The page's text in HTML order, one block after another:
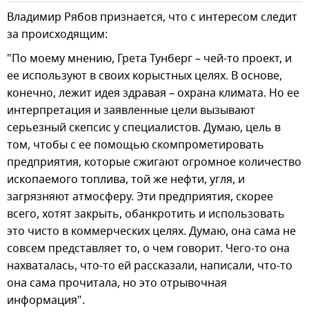
Владимир Рябов признается, что с интересом следит
за происходящим:
"По моему мнению, Грета Тунберг – чей-то проект, и
ее используют в своих корыстных целях. В основе,
конечно, лежит идея здравая – охрана климата. Но ее
интерпретация и заявленные цели вызывают
серьезный скепсис у специалистов. Думаю, цель в
том, чтобы с ее помощью скомпрометировать
предприятия, которые сжигают огромное количество
ископаемого топлива, той же нефти, угля, и
загрязняют атмосферу. Эти предприятия, скорее
всего, хотят закрыть, обанкротить и использовать
это чисто в коммерческих целях. Думаю, она сама не
совсем представляет то, о чем говорит. Чего-то она
нахваталась, что-то ей рассказали, написали, что-то
она сама прочитала, но это отрывочная
информация".